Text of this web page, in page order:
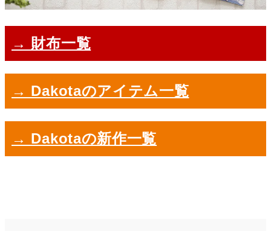
→ 財布一覧
→ Dakotaのアイテム一覧
→ Dakotaの新作一覧